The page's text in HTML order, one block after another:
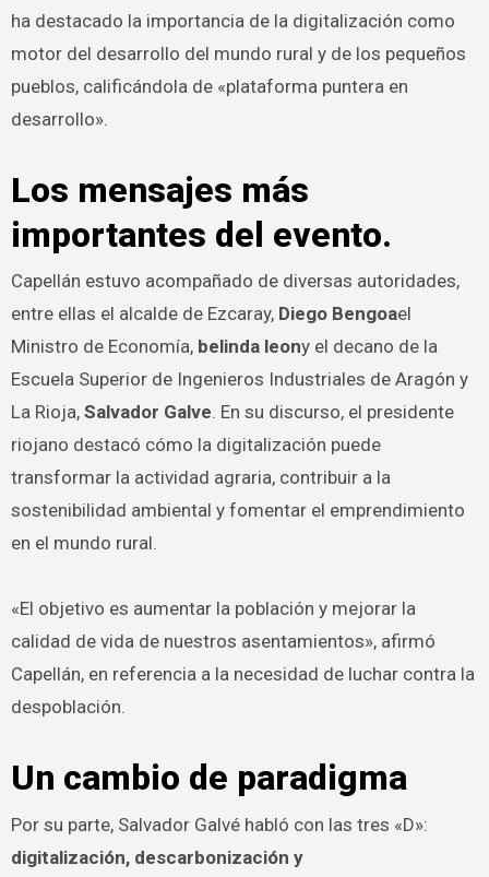
ha destacado la importancia de la digitalización como
motor del desarrollo del mundo rural y de los pequeños
pueblos, calificándola de «plataforma puntera en
desarrollo».
Los mensajes más
importantes del evento.
Capellán estuvo acompañado de diversas autoridades,
entre ellas el alcalde de Ezcaray, Diego Bengoael
Ministro de Economía, belinda leony el decano de la
Escuela Superior de Ingenieros Industriales de Aragón y
La Rioja, Salvador Galve. En su discurso, el presidente
riojano destacó cómo la digitalización puede
transformar la actividad agraria, contribuir a la
sostenibilidad ambiental y fomentar el emprendimiento
en el mundo rural.
«El objetivo es aumentar la población y mejorar la
calidad de vida de nuestros asentamientos», afirmó
Capellán, en referencia a la necesidad de luchar contra la
despoblación.
Un cambio de paradigma
Por su parte, Salvador Galvé habló con las tres «D»:
digitalización, descarbonización y